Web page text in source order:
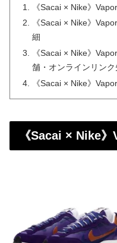
《Sacai × Nike》
《Sacai × Nike》
細
《Sacai × Nike》
舗・オンラインリンク
《Sacai × Nike》
《Sacai × Nike